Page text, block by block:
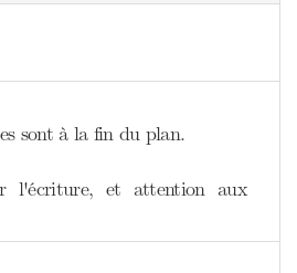
sont à la fin du plan.
l'écriture, et attention aux